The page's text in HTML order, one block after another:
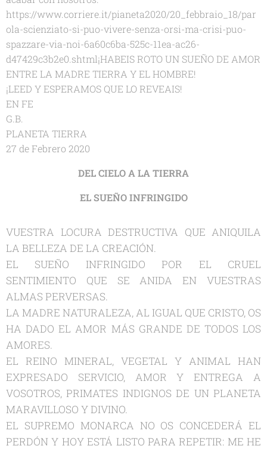
https://www.corriere.it/pianeta2020/20_febbraio_18/par
ola-scienziato-si-puo-vivere-senza-orsi-ma-crisi-puo-
spazzare-via-noi-6a60c6ba-525c-11ea-ac26-
d47429c3b2e0.shtml¡HABEIS ROTO UN SUEÑO DE AMOR
ENTRE LA MADRE TIERRA Y EL HOMBRE!
¡LEED Y ESPERAMOS QUE LO REVEAIS!
EN FE
G.B.
PLANETA TIERRA
27 de Febrero 2020
DEL CIELO A LA TIERRA
EL SUEÑO INFRINGIDO
VUESTRA LOCURA DESTRUCTIVA QUE ANIQUILA
LA BELLEZA DE LA CREACIÓN.
EL SUEÑO INFRINGIDO POR EL CRUEL
SENTIMIENTO QUE SE ANIDA EN VUESTRAS
ALMAS PERVERSAS.
LA MADRE NATURALEZA, AL IGUAL QUE CRISTO, OS
HA DADO EL AMOR MÁS GRANDE DE TODOS LOS
AMORES.
EL REINO MINERAL, VEGETAL Y ANIMAL HAN
EXPRESADO SERVICIO, AMOR Y ENTREGA A
VOSOTROS, PRIMATES INDIGNOS DE UN PLANETA
MARAVILLOSO Y DIVINO.
EL SUPREMO MONARCA NO OS CONCEDERÁ EL
PERDÓN Y HOY ESTÁ LISTO PARA REPETIR: ME HE